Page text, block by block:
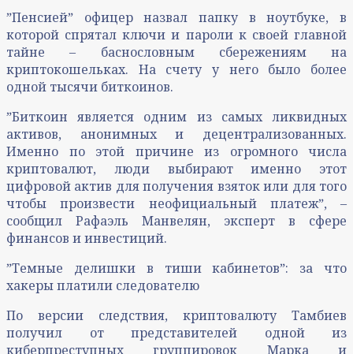
ˮПенсиейˮ офицер назвал папку в ноутбуке, в
которой спрятал ключи и пароли к своей главной
тайне – баснословным сбережениям на
криптокошельках. На счету у него было более
одной тысячи биткоинов.
ˮБиткоин является одним из самых ликвидных
активов, анонимных и децентрализованных.
Именно по этой причине из огромного числа
криптовалют, люди выбирают именно этот
цифровой актив для получения взяток или для того
чтобы произвести неофициальный платежˮ, –
сообщил Рафаэль Манвелян, эксперт в сфере
финансов и инвестиций.
ˮТемные делишки в тиши кабинетовˮ: за что
хакеры платили следователю
По версии следствия, криптовалюту Тамбиев
получил от представителей одной из
киберпреступных группировок Марка и